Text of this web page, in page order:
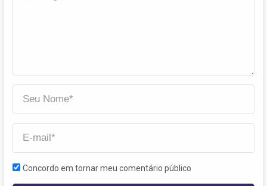
Concordo em tornar meu comentário público